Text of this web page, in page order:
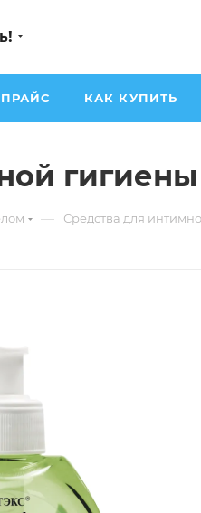
ПРАЙС КАК КУПИТЬ
гигиены
— Средства для